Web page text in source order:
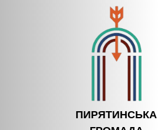
ПИРЯТИНСЬКА